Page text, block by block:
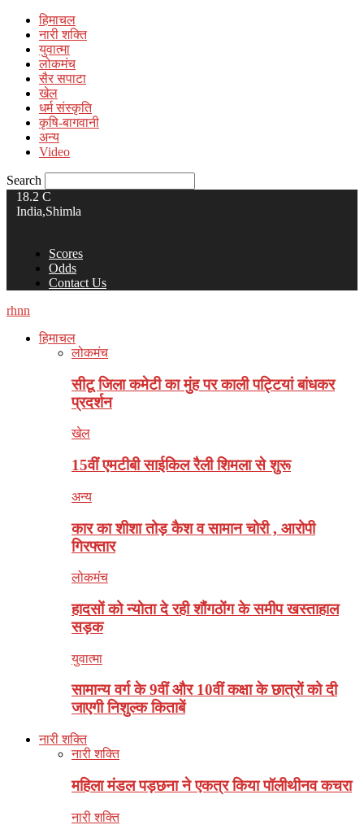
हिमाचल
नारी शक्ति
युवात्मा
लोकमंच
सैर सपाटा
खेल
धर्म संस्कृति
कृषि-बागवानी
अन्य
Video
Search
18.2 C
India,Shimla
Scores
Odds
Contact Us
rhnn
हिमाचल
लोकमंच
सीटू जिला कमेटी का मुंह पर काली पट्टियां बांधकर
प्रदर्शन
खेल
15वीं एमटीबी साईकिल रैली शिमला से शुरू
अन्य
कार का शीशा तोड़ कैश व सामान चोरी , आरोपी
गिरफ्तार
लोकमंच
हादसों को न्योता दे रही शौंगठोंग के समीप खस्ताहाल
सड़क
युवात्मा
सामान्य वर्ग के 9वीं और 10वीं कक्षा के छात्रों को दी
जाएगी निशुल्क किताबें
नारी शक्ति
नारी शक्ति
महिला मंडल पड़छना ने एकत्र किया पॉलीथीनव कचरा
नारी शक्ति